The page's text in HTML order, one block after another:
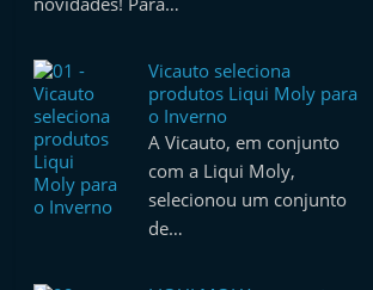
Vicauto seleciona
produtos Liqui Moly para
o Inverno
A Vicauto, em conjunto
com a Liqui Moly,
selecionou um conjunto
de…